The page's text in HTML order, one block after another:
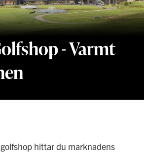
- Varmt
hittar du marknadens